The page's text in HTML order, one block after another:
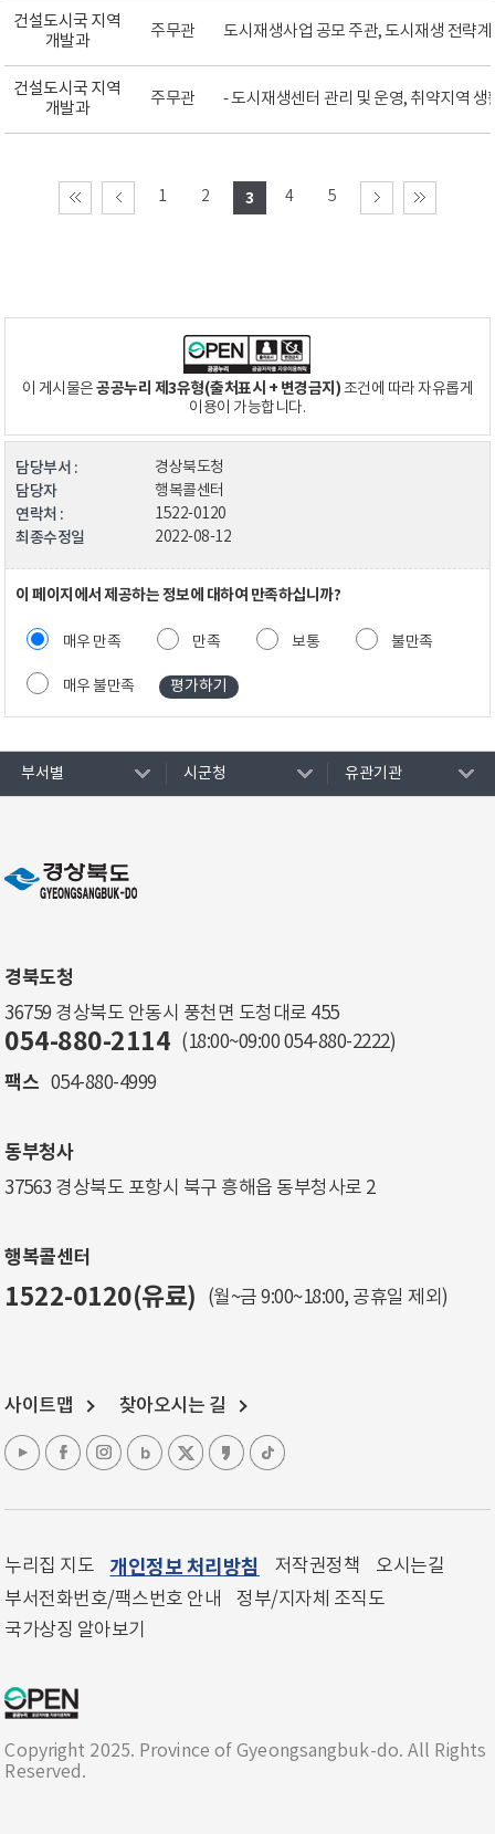
건설도시국 지역
개발과
주무관 도시재생사업 공모 주관, 도시재생 전략
건설도시국 지역
개발과
주무관 - 도시재생센터 관리 및 운영, 취약지역
1 2 3 4 5
이 게시물은공공누리 제3유형(출처표시 + 변경금지)조건에 따라 자유롭게
이용이 가능합니다.
담당부서 : 경상북도청
담당자 행복콜센터
연락처 : 1522-0120
최종수정일 2022-08-12
이 페이지에서 제공하는 정보에 대하여 만족하십니까?
매우 만족 만족 보통 불만족
매우 불만족
부서별 시군청 유관기관
경북도청
36759 경상북도 안동시 풍천면 도청대로 455
054-880-2114 (18:00~09:00 054-880-2222)
팩스 054-880-4999
동부청사
37563 경상북도 포항시 북구 흥해읍 동부청사로 2
행복콜센터
1522-0120(유료) (월~금 9:00~18:00, 공휴일 제외)
사이트맵 찾아오시는 길
누리집 지도 개인정보 처리방침 저작권정책
오시는길
부서전화번호/팩스번호 안내
정부/지자체 조직도
국가상징 알아보기
Copyright 2025. Province of Gyeongsangbuk-do. All Rights
Reserved.